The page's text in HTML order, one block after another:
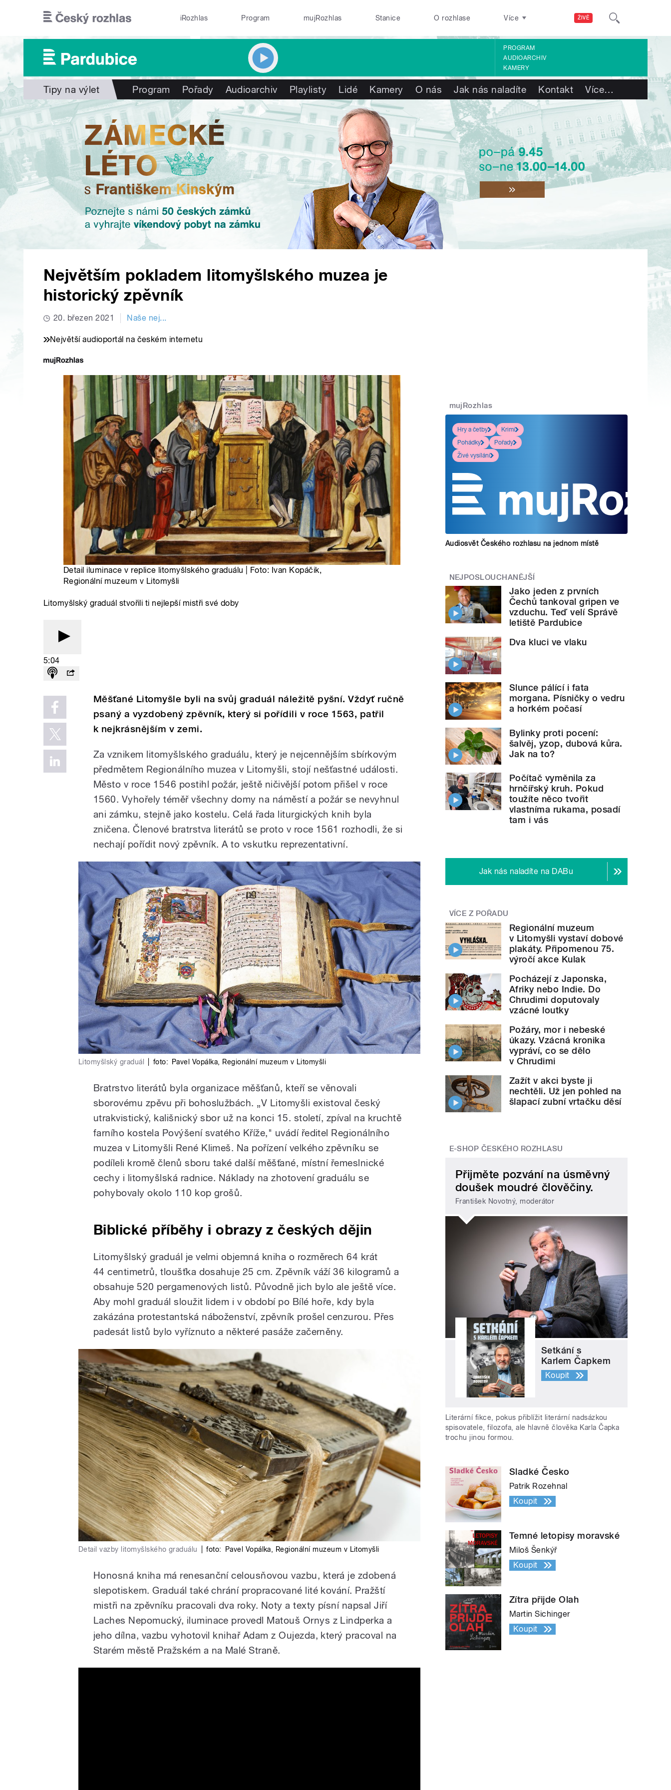
ŽIVĚ
iRozhlas Program mujRozhlas Stanice O rozhlase Více
PROGRAM
AUDIOARCHIV
KAMERY
Tipy na výlet Program Pořady Audioarchiv Playlisty Lidé Kamery O nás Jak nás naladíte Kontakt Více…
Největším pokladem litomyšlského muzea je
historický zpěvník
20. březen 2021 Naše nej...
Největší audioportál na českém internetu
Detail iluminace v replice litomyšlského graduálu | Foto: Ivan Kopáčik,
Regionální muzeum v Litomyšli
Litomyšlský graduál stvořili ti nejlepší mistři své doby
5:04
Měšťané Litomyšle byli na svůj graduál náležitě pyšní. Vždyť ručně
psaný a vyzdobený zpěvník, který si pořídili v roce 1563, patřil
k nejkrásnějším v zemi.
Za vznikem litomyšlského graduálu, který je nejcennějším sbírkovým
předmětem Regionálního muzea v Litomyšli, stojí nešťastné události.
Město v roce 1546 postihl požár, ještě ničivější potom přišel v roce
1560. Vyhořely téměř všechny domy na náměstí a požár se nevyhnul
ani zámku, stejně jako kostelu. Celá řada liturgických knih byla
zničena. Členové bratrstva literátů se proto v roce 1561 rozhodli, že si
nechají pořídit nový zpěvník. A to vskutku reprezentativní.
Litomyšlský graduál foto: Pavel Vopálka, Regionální muzeum v Litomyšli
Bratrstvo literátů byla organizace měšťanů, kteří se věnovali
sborovému zpěvu při bohoslužbách. „V Litomyšli existoval český
utrakvistický, kališnický sbor už na konci 15. století, zpíval na kruchtě
farního kostela Povýšení svatého Kříže," uvádí ředitel Regionálního
muzea v Litomyšli René Klimeš. Na pořízení velkého zpěvníku se
podíleli kromě členů sboru také další měšťané, místní řemeslnické
cechy i litomyšlská radnice. Náklady na zhotovení graduálu se
pohybovaly okolo 110 kop grošů.
Biblické příběhy i obrazy z českých dějin
Litomyšlský graduál je velmi objemná kniha o rozměrech 64 krát
44 centimetrů, tloušťka dosahuje 25 cm. Zpěvník váží 36 kilogramů a
obsahuje 520 pergamenových listů. Původně jich bylo ale ještě více.
Aby mohl graduál sloužit lidem i v období po Bílé hoře, kdy byla
zakázána protestantská náboženství, zpěvník prošel cenzurou. Přes
padesát listů bylo vyříznuto a některé pasáže začerněny.
Detail vazby litomyšlského graduálu foto: Pavel Vopálka, Regionální muzeum v Litomyšli
Honosná kniha má renesanční celousňovou vazbu, která je zdobená
slepotiskem. Graduál také chrání propracované lité kování. Pražští
mistři na zpěvníku pracovali dva roky. Noty a texty písní napsal Jiří
Laches Nepomucký, iluminace provedl Matouš Ornys z Lindperka a
jeho dílna, vazbu vyhotovil knihař Adam z Oujezda, který pracoval na
Starém městě Pražském a na Malé Straně.
mujRozhlas
Hry a četby
Krimi
Pohádky
Pořady
Živé vysílání
Audiosvět Českého rozhlasu na jednom místě
NEJPOSLOUCHANĚJŠÍ
Jako jeden z prvních
Čechů tankoval gripen ve
vzduchu. Teď velí Správě
letiště Pardubice
Dva kluci ve vlaku
Slunce pálící i fata
morgana. Písničky o vedru
a horkém počasí
Bylinky proti pocení:
šalvěj, yzop, dubová kůra.
Jak na to?
Počítač vyměnila za
hrnčířský kruh. Pokud
toužíte něco tvořit
vlastníma rukama, posadí
tam i vás
Jak nás naladíte na DABu
VÍCE Z POŘADU
Regionální muzeum
v Litomyšli vystaví dobové
plakáty. Připomenou 75.
výročí akce Kulak
Pocházejí z Japonska,
Afriky nebo Indie. Do
Chrudimi doputovaly
vzácné loutky
Požáry, mor i nebeské
úkazy. Vzácná kronika
vypráví, co se dělo
v Chrudimi
Zažít v akci byste ji
nechtěli. Už jen pohled na
šlapací zubní vrtačku děsí
E-SHOP ČESKÉHO ROZHLASU
Přijměte pozvání na úsměvný
doušek moudré člověčiny.
František Novotný, moderátor
Setkání s
Karlem Čapkem
Koupit
Literární fikce, pokus přiblížit literární nadsázkou
spisovatele, filozofa, ale hlavně člověka Karla Čapka
trochu jinou formou.
Sladké Česko
Patrik Rozehnal
Koupit
Temné letopisy moravské
Miloš Šenkýř
Koupit
Zítra přijde Olah
Martin Sichinger
Koupit